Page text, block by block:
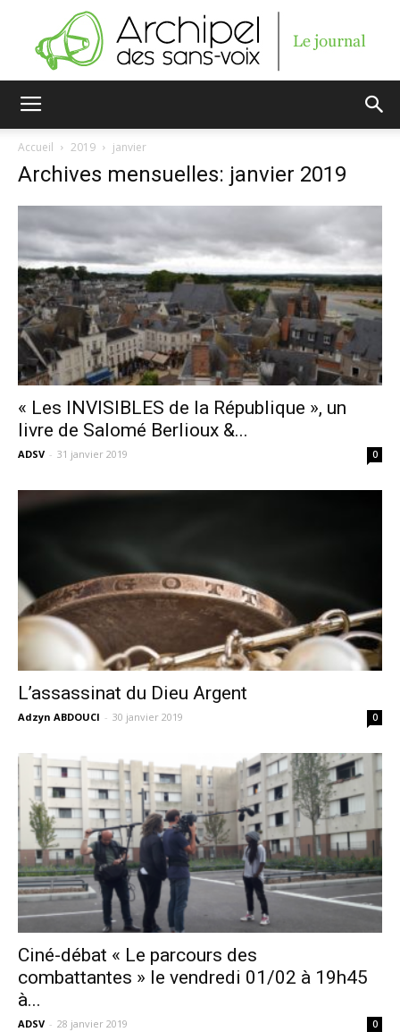
sans-
voix
Accueil 2019 janvier
Archives mensuelles: janvier 2019
« Les INVISIBLES de la République », un
livre de Salomé Berlioux &...
ADSV - 31 janvier 2019 0
L’assassinat du Dieu Argent
Adzyn ABDOUCI - 30 janvier 2019 0
Ciné-débat « Le parcours des
combattantes » le vendredi 01/02 à 19h45
à...
ADSV - 28 janvier 2019 0